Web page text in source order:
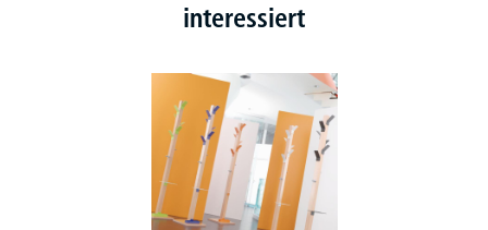
interessiert